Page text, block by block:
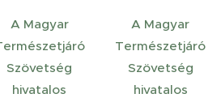
A Magyar
Szövetség
hivatalos
A Magyar
Természetjáró
Szövetség
hivatalos